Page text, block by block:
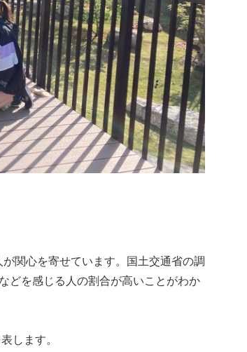
関心を寄せています。国土交通省の調
どを感じる人の割合が高いことがわか
します。